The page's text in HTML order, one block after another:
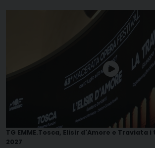
TG EMME.Tosca, Elisir d'Amore e Traviata
2027